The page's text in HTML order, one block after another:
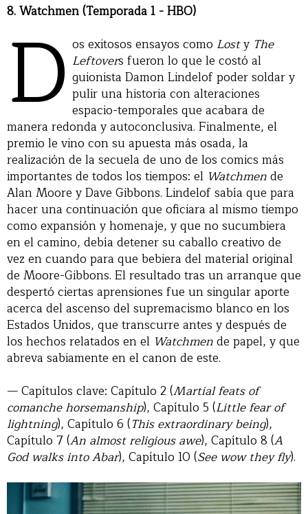
8. Watchmen (Temporada 1 - HBO)
D os exitosos ensayos como Losty The
Leftovers fueron lo que le costó al
guionista Damon Lindelof poder soldar y
pulir una historia con alteraciones
espacio-temporales que acabara de
manera redonda y autoconclusiva. Finalmente, el
premio le vino con su apuesta más osada, la
realización de la secuela de uno de los comics más
importantes de todos los tiempos: el Watchmende
Alan Moore y Dave Gibbons. Lindelof sabía que para
hacer una continuación que oficiara al mismo tiempo
como expansión y homenaje, y que no sucumbiera
en el camino, debía detener su caballo creativo de
vez en cuando para que bebiera del material original
de Moore-Gibbons. El resultado tras un arranque que
despertó ciertas aprensiones fue un singular aporte
acerca del ascenso del supremacismo blanco en los
Estados Unidos, que transcurre antes y después de
los hechos relatados en el Watchmende papel, y que
abreva sabiamente en el canon de este.
— Capítulos clave: Capítulo 2 (Martial feats of
comanche horsemanship), Capítulo 5 (Little fear of
lightning), Capítulo 6 (This extraordinary being),
Capítulo 7 (An almost religious awe), Capítulo 8 (A
God walks into Abar), Capítulo 10 (See wow they fly).